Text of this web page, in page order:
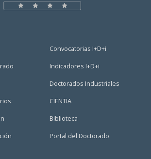
Convocatorias I+D+i
Indicadores I+D+i
Doctorados Industriales
CIENTIA
Biblioteca
Portal del Doctorado